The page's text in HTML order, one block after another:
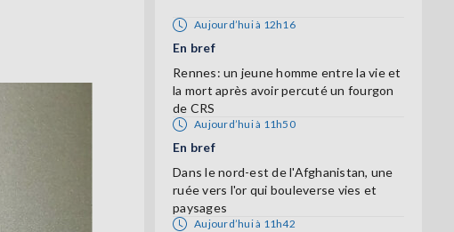
Aujourd’hui à 12h16
En bref
Rennes: un jeune homme entre la vie et
la mort après avoir percuté un fourgon
de CRS
Aujourd’hui à 11h50
En bref
Dans le nord-est de l'Afghanistan, une
ruée vers l'or qui bouleverse vies et
paysages
Aujourd’hui à 11h42